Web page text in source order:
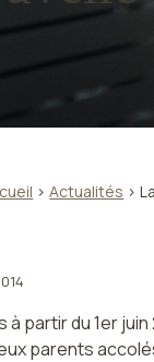
>Actualités >
à partir du 1er
parents